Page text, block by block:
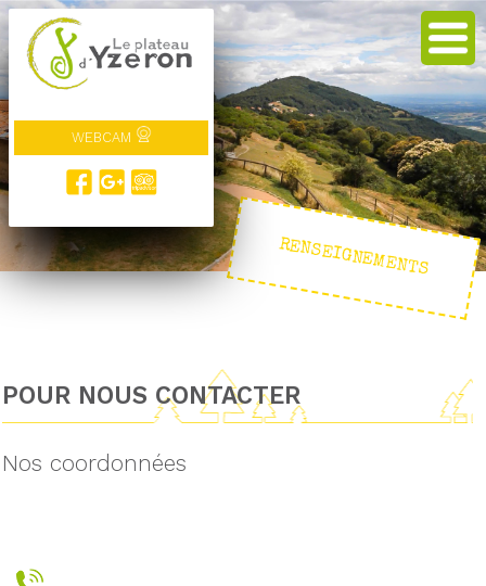
WEBCAM
RENSEIGNEMENTS
POUR NOUS CONTACTER
Nos coordonnées